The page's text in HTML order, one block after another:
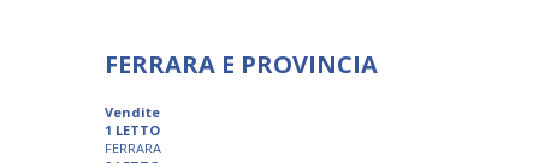
FERRARA E PROVINCIA
Vendite
1 LETTO
FERRARA